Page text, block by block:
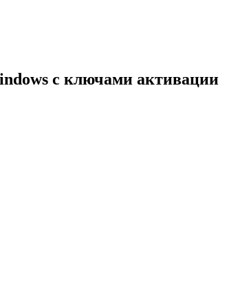
с ключами активации